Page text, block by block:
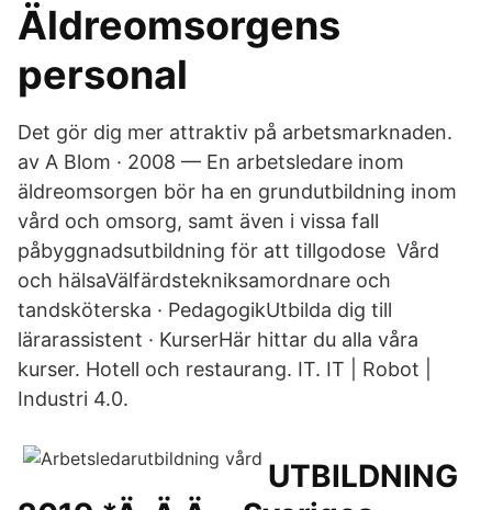
Äldreomsorgens
personal
Det gör dig mer attraktiv på arbetsmarknaden.
av A Blom · 2008 — En arbetsledare inom
äldreomsorgen bör ha en grundutbildning inom
vård och omsorg, samt även i vissa fall
påbyggnadsutbildning för att tillgodose Vård
och hälsaVälfärdstekniksamordnare och
tandsköterska · PedagogikUtbilda dig till
lärarassistent · KurserHär hittar du alla våra
kurser. Hotell och restaurang. IT. IT | Robot |
Industri 4.0.
UTBILDNING